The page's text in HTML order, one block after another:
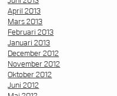
April 2013
Mars 2013
Februari 2013
Januari 2013
December 2012
November 2012
Oktober 2012
Juni 2012